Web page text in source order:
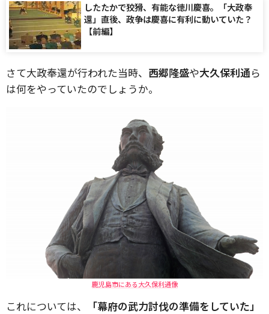
したたかで狡猾、有能な徳川慶喜。「大政奉
還」直後、政争は慶喜に有利に動いていた？
【前編】
さて大政奉還が行われた当時、 西郷隆盛や大久保利通ら
は何をやっていたのでしょうか。
鹿児島市にある大久保利通像
これについては、
「幕府の武力討伐の準備をしていた」